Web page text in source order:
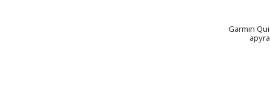
Garmin